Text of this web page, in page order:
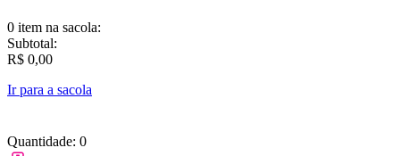
0 item na sacola:
Subtotal:
R$ 0,00
Ir para a sacola
Quantidade: 0